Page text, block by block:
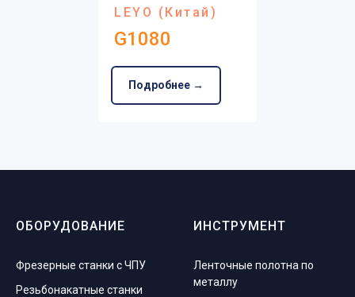
LEYO (Китай)
G1080
Подробнее →
ОБОРУДОВАНИЕ
Фрезерные станки с ЧПУ
Резьбонакатные станки
ИНСТРУМЕНТ
Ленточные полотна по
металлу